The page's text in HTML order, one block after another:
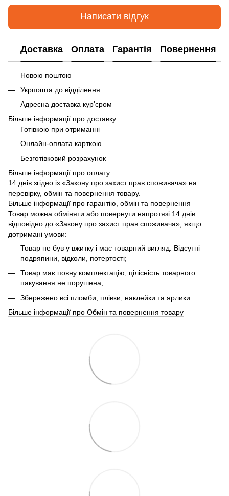
Написати відгук
Доставка Оплата Гарантія Повернення
Новою поштою
Укрпошта до відділення
Адресна доставка кур'єром
Більше інформації про доставку
Готівкою при отриманні
Онлайн-оплата карткою
Безготівковий розрахунок
Більше інформації про оплату
14 днів згідно із «Закону про захист прав споживача» на
перевірку, обмін та повернення товару.
Більше інформації про гарантію, обмін та повернення
Товар можна обміняти або повернути напротязі 14 днів
відповідно до «Закону про захист прав споживача», якщо
дотримані умови:
Товар не був у вжитку і має товарний вигляд. Відсутні
подряпини, відколи, потертості;
Товар має повну комплектацію, цілісність товарного
пакування не порушена;
Збережено всі пломби, плівки, наклейки та ярлики.
Більше інформації про Обмін та повернення товару